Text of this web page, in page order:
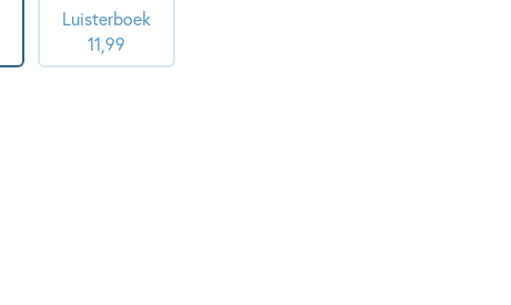
Luisterboek
11 99